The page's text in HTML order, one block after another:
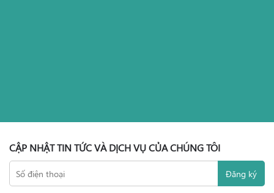
CẬP NHẬT TIN TỨC VÀ DỊCH VỤ CỦA CHÚNG TÔI